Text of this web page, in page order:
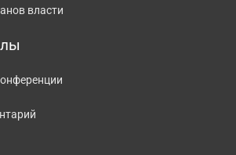
власти